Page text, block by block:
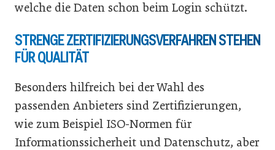
welche die Daten schon beim Login schützt.
STRENGE ZERTIFIZIERUNGSVERFAHREN STEHEN
FÜR QUALITÄT
Besonders hilfreich bei der Wahl des
passenden Anbieters sind Zertifizierungen,
wie zum Beispiel ISO-Normen für
Informationssicherheit und Datenschutz, aber